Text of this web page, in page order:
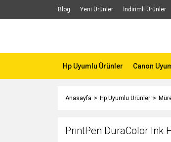
Blog Yeni Ürünler İndirimli Ürünler
Hp Uyumlu Ürünler Canon
Anasayfa Hp Uyumlu Ürünler
PrintPen DuraColor Ink